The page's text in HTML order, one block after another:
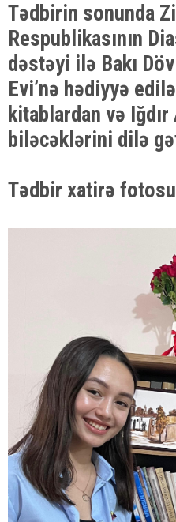
Tədbirin sonunda
Respublikasının
dəstəyi ilə Bakı
Evi’nə hədiyyə
kitablardan və
biləcəklərini dilə
Tədbir xatirə